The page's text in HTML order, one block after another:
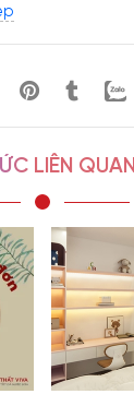
LIÊN QUAN